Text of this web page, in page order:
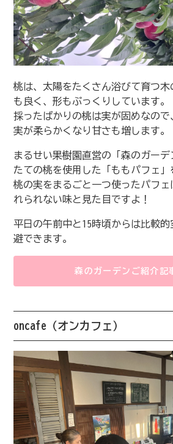
桃は、太陽をたくさん浴びて育つ
も良く、形もぷっくりしています。
採ったばかりの桃は実が固めなので
実が柔らかくなり甘さも増します。
まるせい果樹園直営の「森のガー
たての桃を使用した「ももパフェ」
桃の実をまるごと一つ使ったパフ
れられない味と見た目ですよ！
平日の午前中と15時頃からは比較的
避できます。
森のガーデンご紹介記
oncafe（オンカフェ）